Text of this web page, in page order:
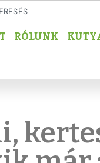
RÓLUNK